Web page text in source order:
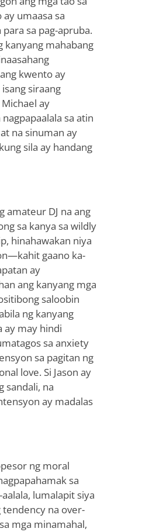
umaasa sa
sa pag-apruba.
kanyang mahabang
kwento ay
siraang
ay
sa atin
na sinuman ay
sila ay handang
amateur DJ na ang
sa kanya sa wildly
hinahawakan niya
gaano ka-
ay
ang kanyang mga
saloobin
ng kanyang
ay may hindi
sa anxiety
sa pagitan ng
love. Si Jason ay
sandali, na
ay madalas
ng moral
sa
lumalapit siya
tendency na over-
mga minamahal,